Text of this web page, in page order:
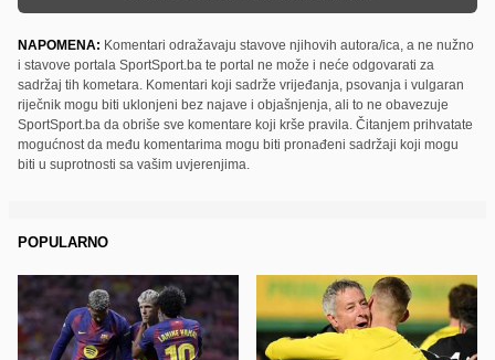
NAPOMENA: Komentari odražavaju stavove njihovih autora/ica, a ne nužno
i stavove portala SportSport.ba te portal ne može i neće odgovarati za
sadržaj tih kometara. Komentari koji sadrže vrijeđanja, psovanja i vulgaran
riječnik mogu biti uklonjeni bez najave i objašnjenja, ali to ne obavezuje
SportSport.ba da obriše sve komentare koji krše pravila. Čitanjem prihvatate
mogućnost da među komentarima mogu biti pronađeni sadržaji koji mogu
biti u suprotnosti sa vašim uvjerenjima.
POPULARNO